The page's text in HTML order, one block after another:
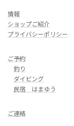
情報
ショップご紹介
プライバシーポリシー
ご予約
釣り
ダイビング
民宿 はまゆう
ご連絡